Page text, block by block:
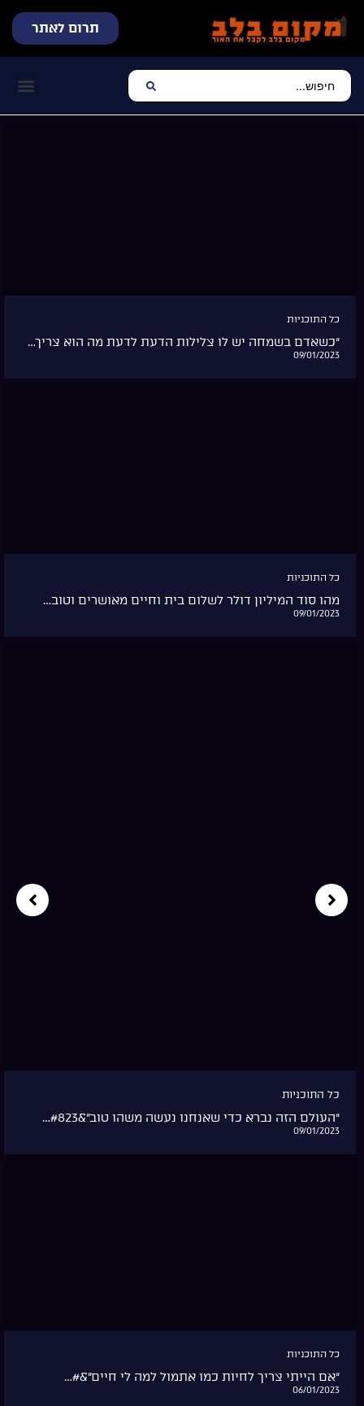
תרום לאתר
כל התוכניות
“כשאדם בשמחה יש לו צלילות הדעת לדעת מה הוא צריך…
09/01/2023
כל התוכניות
מהו סוד המיליון דולר לשלום בית וחיים מאושרים וטוב…
09/01/2023
כל התוכניות
“העולם הזה נברא כדי שאנחנו נעשה משהו טוב”&#823…
09/01/2023
כל התוכניות
“אם הייתי צריך לחיות כמו אתמול למה לי חיים”&#…
06/01/2023